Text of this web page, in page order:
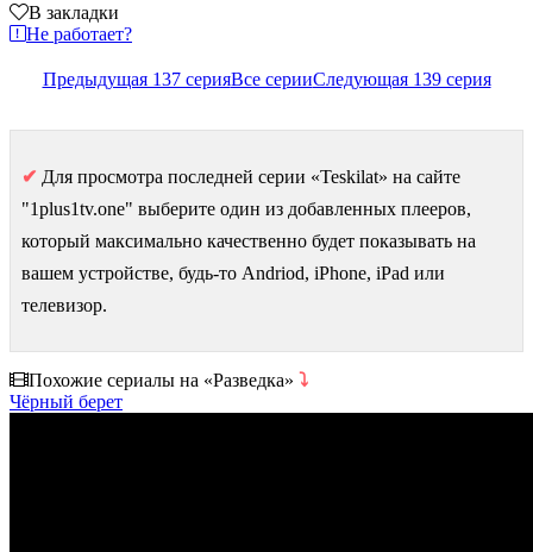
В закладки
Не работает?
Предыдущая 137 серияВсе серииСледующая 139 серия
✔ Для просмотра последней серии «Teskilat» на сайте
"1plus1tv.one" выберите один из добавленных плееров,
который максимально качественно будет показывать на
вашем устройстве, будь-то Andriod, iPhone, iPad или
телевизор.
Похожие сериалы на «Разведка» ⤵
Чёрный берет